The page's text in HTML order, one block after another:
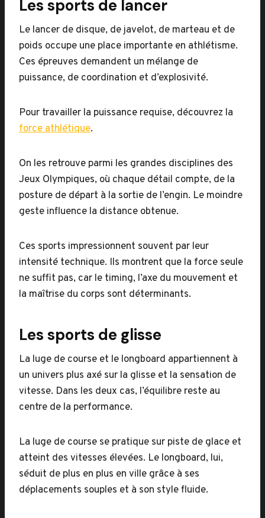
Les sports de lancer
Le lancer de disque, de javelot, de marteau et de
poids occupe une place importante en athlétisme.
Ces épreuves demandent un mélange de
puissance, de coordination et d’explosivité.
Pour travailler la puissance requise, découvrez la
force athlétique.
On les retrouve parmi les grandes disciplines des
Jeux Olympiques, où chaque détail compte, de la
posture de départ à la sortie de l’engin. Le moindre
geste influence la distance obtenue.
Ces sports impressionnent souvent par leur
intensité technique. Ils montrent que la force seule
ne suffit pas, car le timing, l’axe du mouvement et
la maîtrise du corps sont déterminants.
Les sports de glisse
La luge de course et le longboard appartiennent à
un univers plus axé sur la glisse et la sensation de
vitesse. Dans les deux cas, l’équilibre reste au
centre de la performance.
La luge de course se pratique sur piste de glace et
atteint des vitesses élevées. Le longboard, lui,
séduit de plus en plus en ville grâce à ses
déplacements souples et à son style fluide.